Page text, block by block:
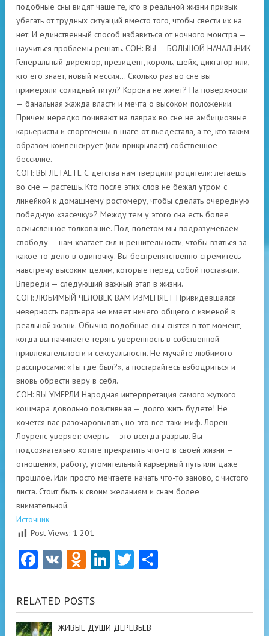
подобные сны видят чаще те, кто в реальной жизни привык
убегать от трудных ситуаций вместо того, чтобы свести их на
нет. И единственный способ избавиться от ночного монстра —
научиться проблемы решать. СОН: ВЫ — БОЛЬШОЙ НАЧАЛЬНИК
Генеральный директор, президент, король, шейх, диктатор или,
кто его знает, новый мессия… Сколько раз во сне вы
примеряли солидный титул? Корона не жмет? На поверхности
— банальная жажда власти и мечта о высоком положении.
Причем нередко почивают на лаврах во сне не амбициозные
карьеристы и спортсмены в шаге от пьедестала, а те, кто таким
образом компенсирует (или прикрывает) собственное
бессилие.
СОН: ВЫ ЛЕТАЕТЕ С детства нам твердили родители: летаешь
во сне — растешь. Кто после этих слов не бежал утром с
линейкой к домашнему ростомеру, чтобы сделать очередную
победную «засечку»? Между тем у этого сна есть более
осмысленное толкование. Под полетом мы подразумеваем
свободу — нам хватает сил и решительности, чтобы взяться за
какое-то дело в одиночку. Вы беспрепятственно стремитесь
навстречу высоким целям, которые перед собой поставили.
Впереди — следующий важный этап в жизни.
СОН: ЛЮБИМЫЙ ЧЕЛОВЕК ВАМ ИЗМЕНЯЕТ Привидевшаяся
неверность партнера не имеет ничего общего с изменой в
реальной жизни. Обычно подобные сны снятся в тот момент,
когда вы начинаете терять уверенность в собственной
привлекательности и сексуальности. Не мучайте любимого
расспросами: «Ты где был?», а постарайтесь взбодриться и
вновь обрести веру в себя.
СОН: ВЫ УМЕРЛИ Народная интерпретация самого жуткого
кошмара довольно позитивная — долго жить будете! Не
хочется вас разочаровывать, но это все-таки миф. Лорен
Лоуренс уверяет: смерть — это всегда разрыв. Вы
подсознательно хотите прекратить что-то в своей жизни —
отношения, работу, утомительный карьерный путь или даже
прошлое. Или просто мечтаете начать что-то заново, с чистого
листа. Стоит быть к своим желаниям и снам более
внимательной.
Источник
Post Views: 1 201
Facebook
VK Odnoklassniki
LinkedIn
Twitter
RELATED POSTS
ЖИВЫЕ ДУШИ ДЕРЕВЬЕВ